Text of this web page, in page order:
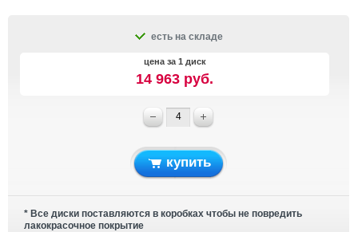
есть на складе
цена за 1 диск
14 963 руб.
купить
* Все диски поставляются в коробках чтобы не повредить
лакокрасочное покрытие